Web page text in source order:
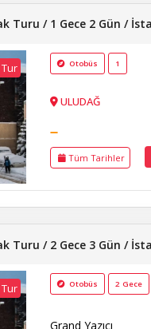
Turu / 1 Gece 2 Gün /
Otobüs 1
ULUDAĞ
Tüm Tarihler
Turu / 2 Gece 3 Gün /
Otobüs 2 Gece
Grand Yazıcı